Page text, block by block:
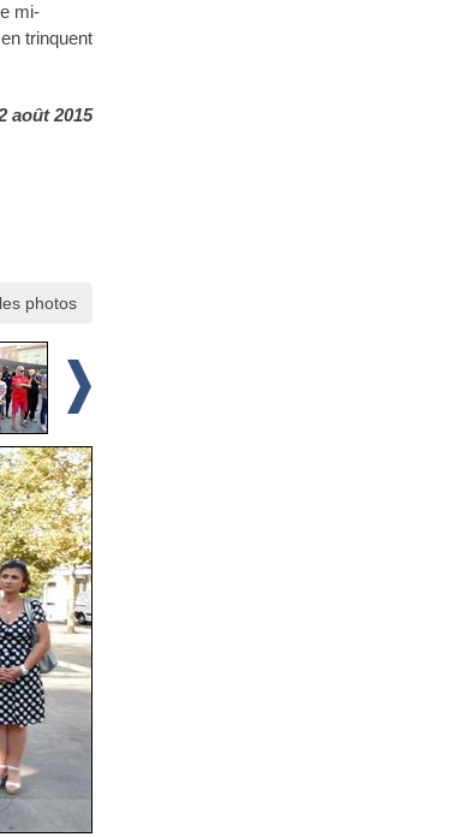
mi-
trinquent
août 2015
photos